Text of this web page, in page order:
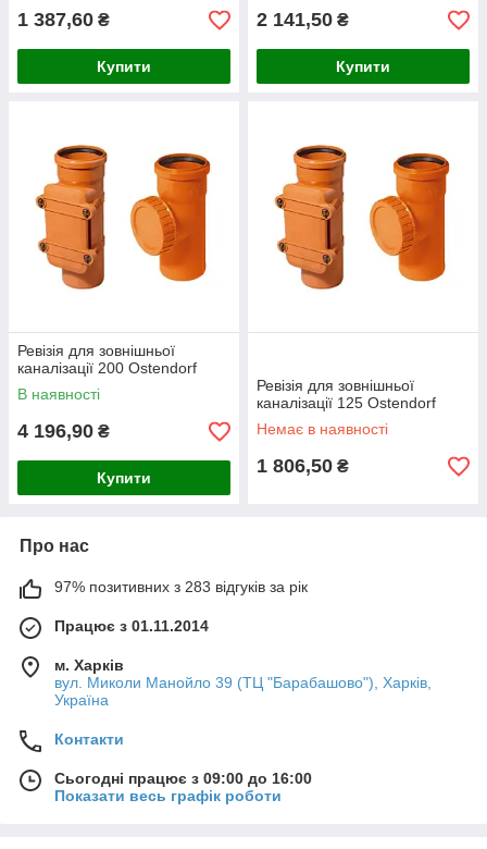
1 387,60 ₴
Купити
2 141,50 ₴
Купити
Ревізія для зовнішньої
каналізації 200 Ostendorf
В наявності
4 196,90 ₴
Купити
Ревізія для зовнішньої
каналізації 125 Ostendorf
Немає в наявності
1 806,50 ₴
Про нас
97% позитивних з 283 відгуків за рік
Працює з 01.11.2014
м. Харків
вул. Миколи Манойло 39 (ТЦ "Барабашово"), Харків,
Україна
Контакти
Сьогодні працює з 09:00 до 16:00
Показати весь графік роботи